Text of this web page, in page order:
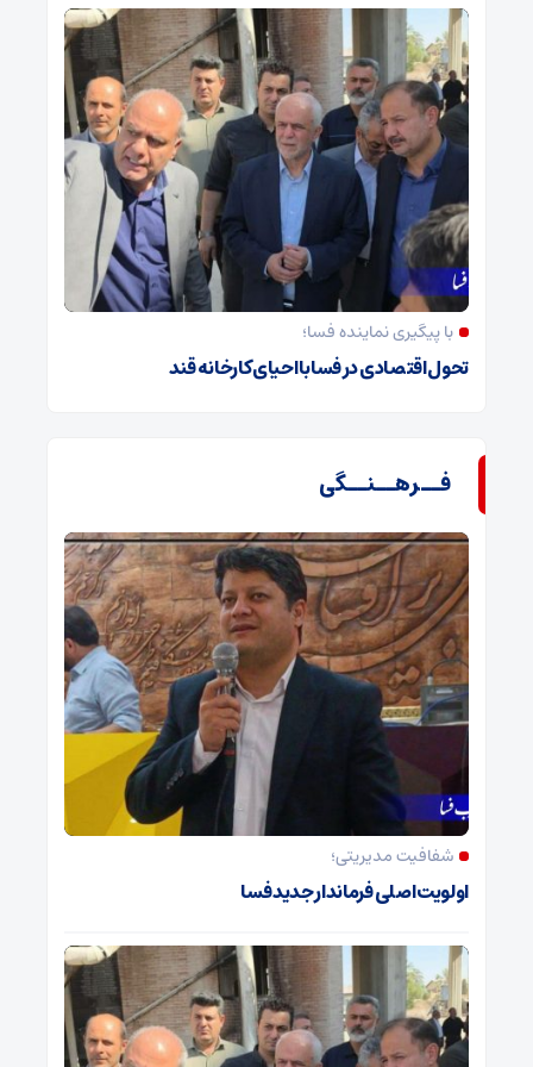
با پیگیری نماینده فسا؛
تحول اقتصادی در فسا با احیای کارخانه قند
فــرهــنــگی
شفافیت مدیریتی؛
اولویت اصلی فرماندار جدید فسا